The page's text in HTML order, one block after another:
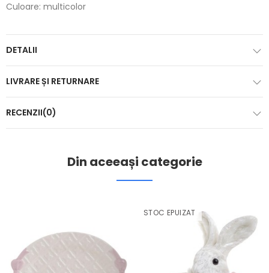
Culoare: multicolor
DETALII
LIVRARE ȘI RETURNARE
RECENZII(0)
Din aceeași categorie
STOC EPUIZAT